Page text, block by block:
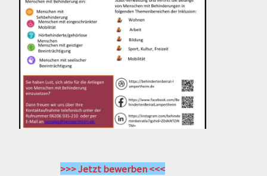
>>> Jetzt bewerben <<<